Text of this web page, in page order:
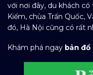
với nơi đây, du khách
Kiếm, chùa Trấn Quốc,
đó, Hà Nội cũng có rất
Khám phá ngay bản đồ